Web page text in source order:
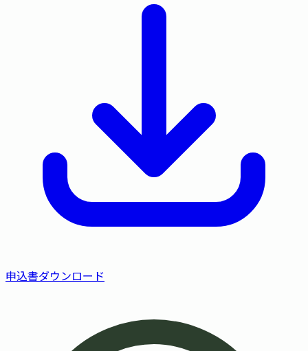
申込書ダウンロード